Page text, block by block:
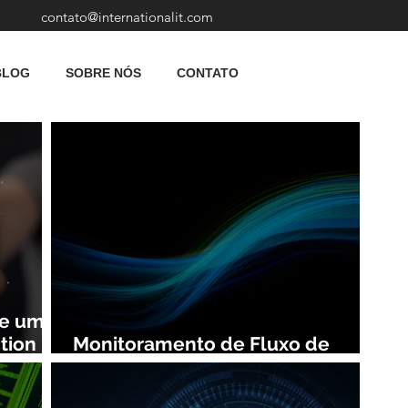
contato@internationalit.com
SOBRE NÓS CONTATO
uma
Monitoramento de Fluxo de
Rede: Vantagens e Benefícios